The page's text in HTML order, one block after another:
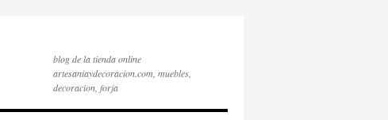
blog de la tienda online
artesaniaydecoracion.com, muebles,
decoracion, forja